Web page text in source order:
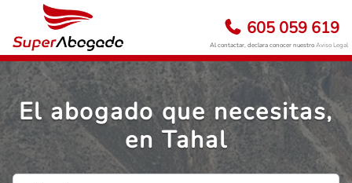
605 059 619
Al contactar, declara conocer nuestroAviso Legal
El abogado que necesitas,
en Tahal